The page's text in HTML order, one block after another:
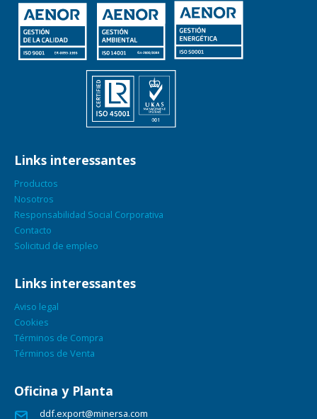
Links interessantes
Productos
Nosotros
Responsabilidad Social Corporativa
Contacto
Solicitud de empleo
Links interessantes
Aviso legal
Cookies
Términos de Compra
Términos de Venta
Oficina y Planta
ddf.export@minersa.com